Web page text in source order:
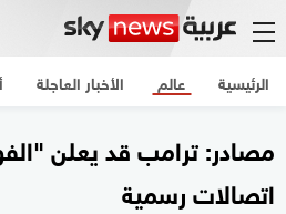
الرئيسية الأخبار العاجلة عالم
مصادر: ترامب قد يعلن
اتصالات رسمية